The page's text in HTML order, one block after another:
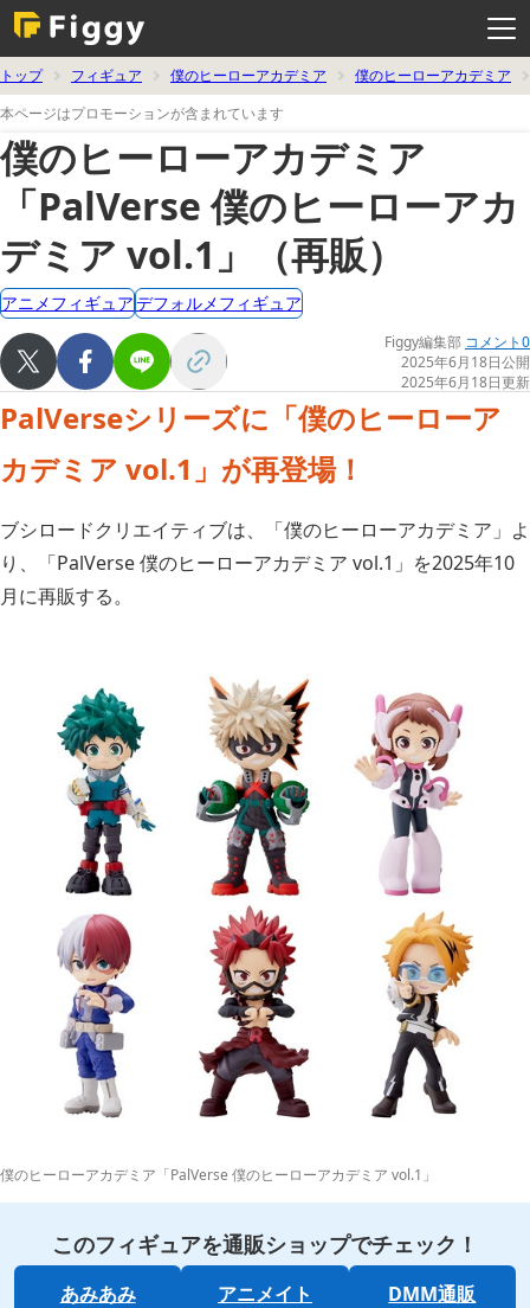
ー
を
開
く
トップ フィギュア 僕のヒーローアカデミア
僕のヒーローアカデミア
本ページはプロモーションが含まれています
僕のヒーローアカデミア
「PalVerse 僕のヒーローアカ
デミア vol.1」（再販）
アニメフィギュアデフォルメフィギュア
Figgy編集部 コメント0
2025年6月18日公開
2025年6月18日更新
PalVerseシリーズに「僕のヒーローア
カデミア vol.1」が再登場！
ブシロードクリエイティブは、「僕のヒーローアカデミア」よ
り、「PalVerse 僕のヒーローアカデミア vol.1」を2025年10
月に再販する。
僕のヒーローアカデミア「PalVerse 僕のヒーローアカデミア vol.1」
このフィギュアを通販ショップでチェック！
あみあみ アニメイト DMM通販